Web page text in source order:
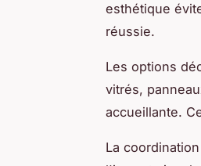
esthétique
réussie.
Les options
vitrés,
accueillante.
La